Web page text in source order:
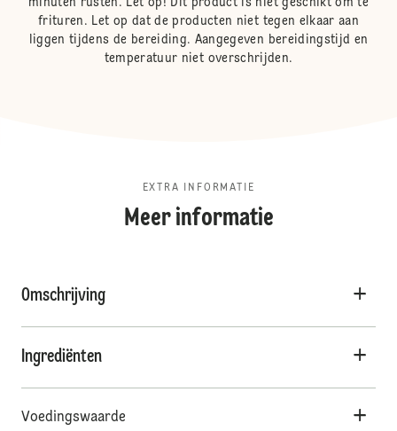
minuten rusten. Let op! Dit product is niet geschikt om te
frituren. Let op dat de producten niet tegen elkaar aan
liggen tijdens de bereiding. Aangegeven bereidingstijd en
temperatuur niet overschrijden.
EXTRA INFORMATIE
Meer informatie
Omschrijving
Ingrediënten
Voedingswaarde